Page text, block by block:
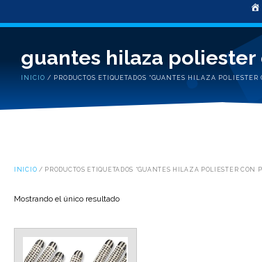
guantes hilaza
INICIO / PRODUCTOS ETIQUETADOS “GUANTES HILAZA POLIESTER
INICIO / PRODUCTOS ETIQUETADOS “GUANTES HILAZA POLIESTER CON
Mostrando el único resultado